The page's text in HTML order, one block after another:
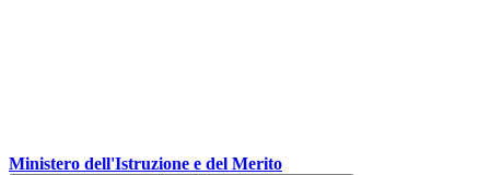
Ministero dell'Istruzione e del Merito